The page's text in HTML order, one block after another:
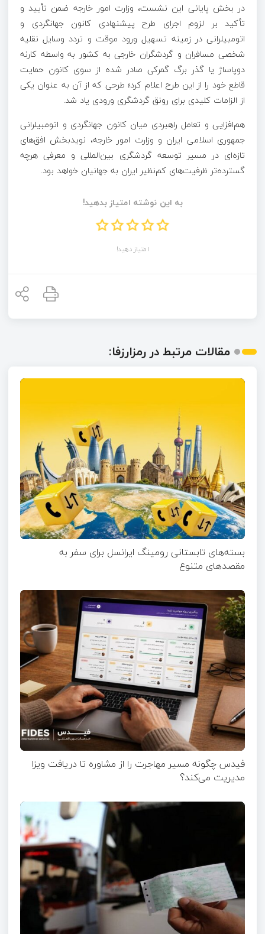
در بخش پایانی این نشست، وزارت امور خارجه ضمن تأیید و
تأکید بر لزوم اجرای طرح پیشنهادی کانون جهانگردی و
اتومبیلرانی در زمینه تسهیل ورود موقت و تردد وسایل نقلیه
شخصی مسافران و گردشگران خارجی به کشور به واسطه کارنه
دوپاساژ یا گذر برگ گمرکی صادر شده از سوی کانون حمایت
قاطع خود را از این طرح اعلام کرد؛ طرحی که از آن به عنوان یکی
از الزامات کلیدی برای رونق گردشگری ورودی یاد شد.
هم‌افزایی و تعامل راهبردی میان کانون جهانگردی و اتومبیلرانی
جمهوری اسلامی ایران و وزارت امور خارجه، نویدبخش افق‌های
تازه‌ای در مسیر توسعه گردشگری بین‌المللی و معرفی هرچه
گسترده‌تر ظرفیت‌های کم‌نظیر ایران به جهانیان خواهد بود.
به این نوشته امتیاز بدهید!
امتیاز دهید!
مقالات مرتبط در رمزارزفا:
بسته‌های تابستانی رومینگ ایرانسل برای سفر به
مقصدهای متنوع
فیدس چگونه مسیر مهاجرت را از مشاوره تا دریافت ویزا
مدیریت می‌کند؟